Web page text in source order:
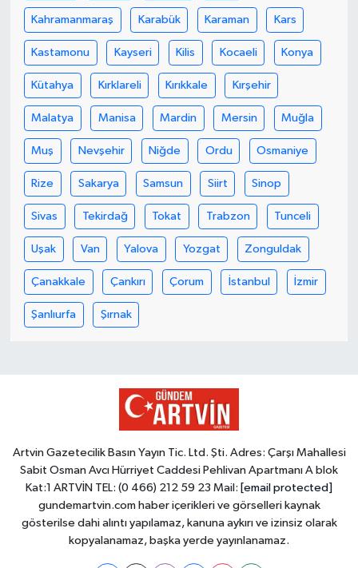
Kahramanmaraş Karabük Karaman Kars
Kastamonu Kayseri Kilis Kocaeli Konya
Kütahya Kırklareli Kırıkkale Kırşehir
Malatya Manisa Mardin Mersin Muğla
Muş Nevşehir Niğde Ordu Osmaniye
Rize Sakarya Samsun Siirt Sinop
Sivas Tekirdağ Tokat Trabzon Tunceli
Uşak Van Yalova Yozgat Zonguldak
Çanakkale Çankırı Çorum İstanbul İzmir
Şanlıurfa Şırnak
Artvin Gazetecilik Basın Yayın Tic. Ltd. Şti. Adres: Çarşı Mahallesi
Sabit Osman Avcı Hürriyet Caddesi Pehlivan Apartmanı A blok
Kat:1 ARTVİN TEL: (0 466) 212 59 23 Mail: [email protected]
gundemartvin.com haber içerikleri ve görselleri kaynak
gösterilse dahi alıntı yapılamaz, kanuna aykırı ve izinsiz olarak
kopyalanamaz, başka yerde yayınlanamaz.